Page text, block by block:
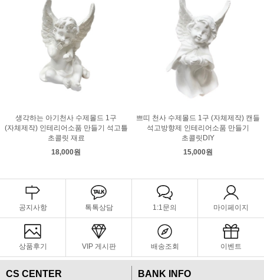
생각하는 아기천사 수제몰드 1구
(자체제작) 인테리어소품 만들기 석고틀
초콜릿 재료
18,000원
쁘띠 천사 수제몰드 1구 (자체제작) 캔들
석고방향제 인테리어소품 만들기
초콜릿DIY
15,000원
공지사항 톡톡상담 1:1문의 마이페이지
상품후기 VIP 게시판 배송조회 이벤트
CS CENTER
BANK INFO